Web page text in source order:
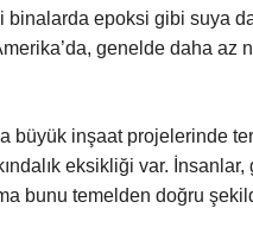
epoksi gibi suya
genelde daha az
büyük inşaat projelerinde
eksikliği var.
bunu temelden doğru